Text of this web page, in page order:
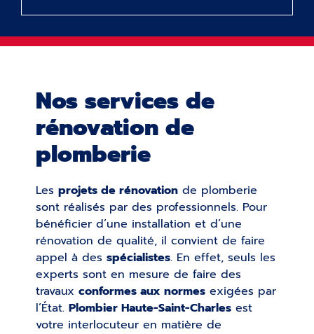
Nos services de
rénovation de
plomberie
Lesprojets de rénovation de plomberie
sont réalisés par des professionnels. Pour
bénéficier d’une installation et d’une
rénovation de qualité, il convient de faire
appel à desspécialistes. En effet, seuls les
experts sont en mesure de faire des
travauxconformes aux normes exigées par
l’État.Plombier Haute-Saint-Charles est
votre interlocuteur en matière de